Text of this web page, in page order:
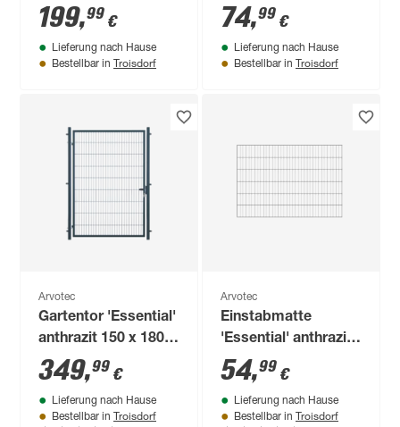
cm, mit
Zaunanschluss
199,99 €
Lieferung nach Hause
Bestellbar in Troisdorf
200 x 160 cm, UV-
und
witterungsbeständig
74,99 €
Lieferung nach Hause
Bestellbar in Troisdorf
Arvotec
Gartentor 'Essential'
anthrazit 150 x 180
cm, mit
Zaunanschluss
349,99 €
Lieferung nach Hause
Bestellbar in Troisdorf
Arvotec
Einstabmatte
'Essential' anthrazit
200 x 120 cm, UV-
und
witterungsbeständig
54,99 €
Lieferung nach Hause
Bestellbar in Troisdorf